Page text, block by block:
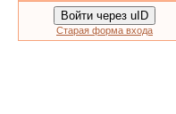
Войти через uID
Старая форма входа